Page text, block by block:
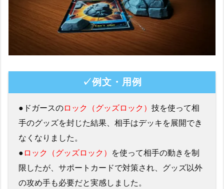
✓例文・用例
●ドガースのロック（グッズロック） 技を使って相
手のグッズを封じた結果、相手はデッキを展開でき
なくなりました。
● ロック（グッズロック）
を使って相手の動きを制
限したが、サポートカードで対策され、グッズ以外
の攻め手も必要だと実感しました。